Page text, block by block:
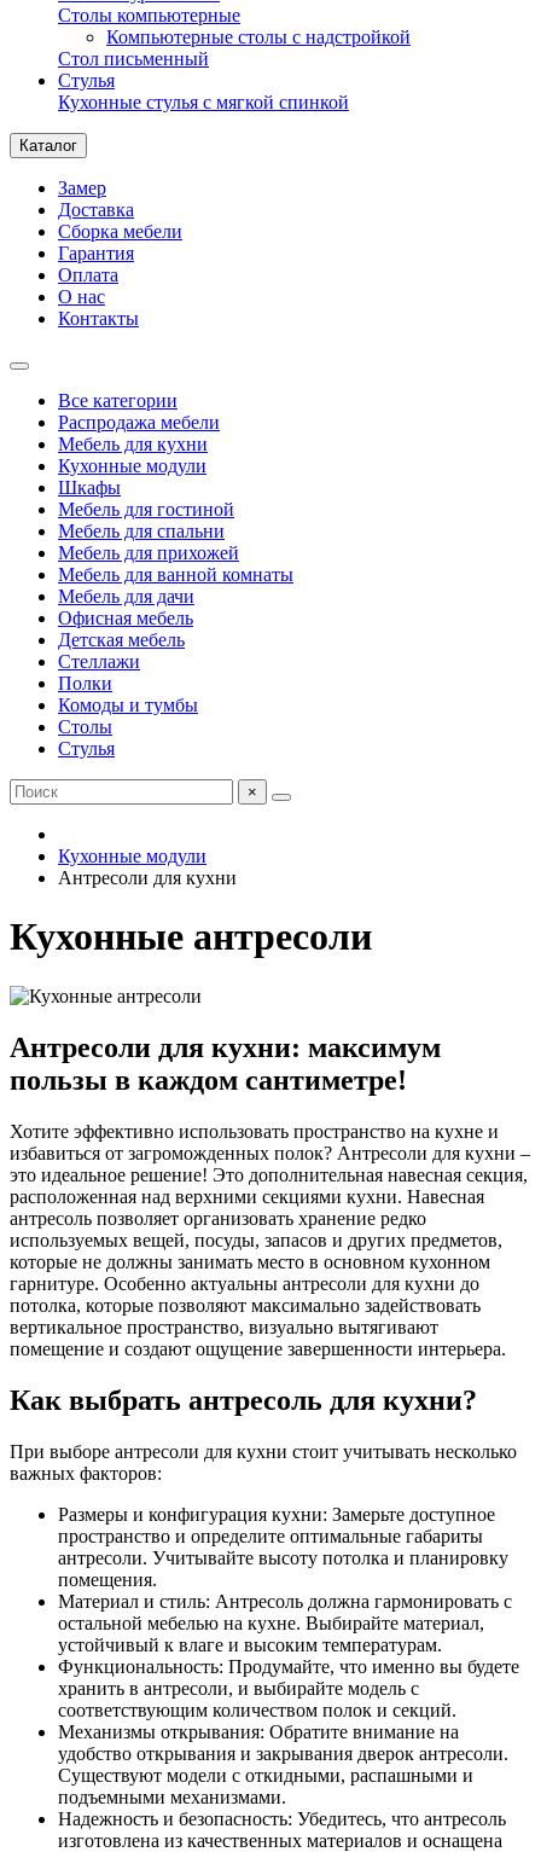
Столы компьютерные
Компьютерные столы с надстройкой
Стол письменный
Стулья
Кухонные стулья с мягкой спинкой
Каталог
Замер
Доставка
Сборка мебели
Гарантия
Оплата
О нас
Контакты
Все категории
Распродажа мебели
Мебель для кухни
Кухонные модули
Шкафы
Мебель для гостиной
Мебель для спальни
Мебель для прихожей
Мебель для ванной комнаты
Мебель для дачи
Офисная мебель
Детская мебель
Стеллажи
Полки
Комоды и тумбы
Столы
Стулья
×
Кухонные модули
Антресоли для кухни
Кухонные антресоли
Антресоли для кухни: максимум
пользы в каждом сантиметре!
Хотите эффективно использовать пространство на кухне и
избавиться от загроможденных полок? Антресоли для кухни –
это идеальное решение! Это дополнительная навесная секция,
расположенная над верхними секциями кухни. Навесная
антресоль позволяет организовать хранение редко
используемых вещей, посуды, запасов и других предметов,
которые не должны занимать место в основном кухонном
гарнитуре. Особенно актуальны антресоли для кухни до
потолка, которые позволяют максимально задействовать
вертикальное пространство, визуально вытягивают
помещение и создают ощущение завершенности интерьера.
Как выбрать антресоль для кухни?
При выборе антресоли для кухни стоит учитывать несколько
важных факторов:
Размеры и конфигурация кухни: Замерьте доступное
пространство и определите оптимальные габариты
антресоли. Учитывайте высоту потолка и планировку
помещения.
Материал и стиль: Антресоль должна гармонировать с
остальной мебелью на кухне. Выбирайте материал,
устойчивый к влаге и высоким температурам.
Функциональность: Продумайте, что именно вы будете
хранить в антресоли, и выбирайте модель с
соответствующим количеством полок и секций.
Механизмы открывания: Обратите внимание на
удобство открывания и закрывания дверок антресоли.
Существуют модели с откидными, распашными и
подъемными механизмами.
Надежность и безопасность: Убедитесь, что антресоль
изготовлена из качественных материалов и оснащена